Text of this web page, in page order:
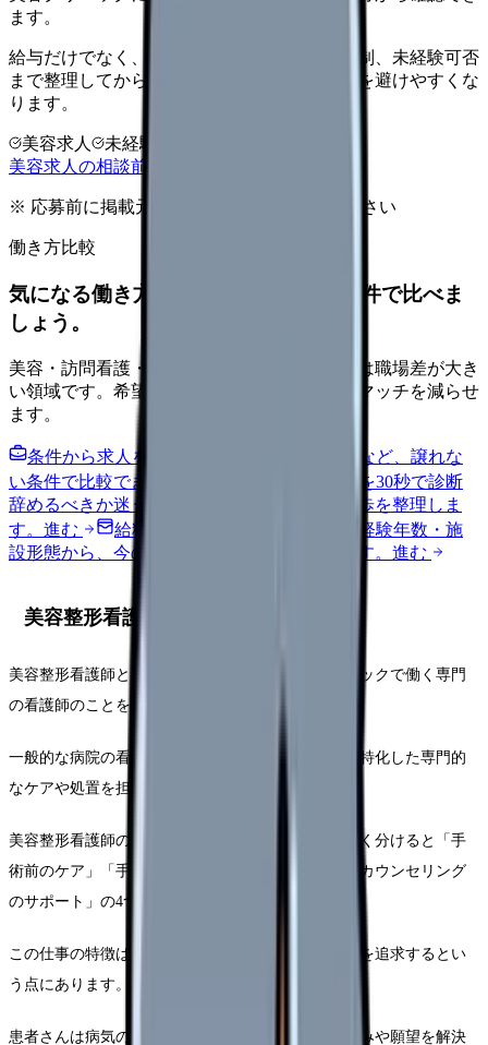
ます。
給与だけでなく、ノルマ、土日勤務、教育体制、未経験可否
まで整理してから求人を見た方がミスマッチを避けやすくな
ります。
美容求人 未経験可
美容求人の相談前チェックを見る
※ 応募前に掲載元の最新情報を確認してください
働き方比較
気になる働き方を、求人を見る前に条件で比べま
しょう。
美容・訪問看護・クリニック・夜勤なしなどは職場差が大き
い領域です。希望条件を先に整理するとミスマッチを減らせ
ます。
条件から求人を見る
夜勤回数・残業・通勤など、譲れな
い条件で比較できます。
職場の悩みを30秒で診断
辞めるべきか迷う前に、悩みの種類と次の一歩を整理しま
す。 進む 給料コンパスで比較する
地域・経験年数・施
設形態から、今の給料の現在地を確認できます。 進む
美容整形看護師の業務概要
美容整形看護師とは、美容外科や美容皮膚科クリニックで働く専門
の看護師のことを指します。
一般的な病院の看護師業務とは異なり、美容整形に特化した専門的
なケアや処置を担当します。
美容整形看護師の業務は多岐にわたりますが、大きく分けると「手
術前のケア」「手術中の補助」「手術後のケア」「カウンセリング
のサポート」の4つに分類されます。
この仕事の特徴は、医療行為でありながらも「美」を追求するとい
う点にあります。
患者さんは病気の治療ではなく、自身の美容的な悩みや願望を解決